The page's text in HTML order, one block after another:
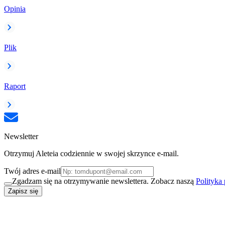
Opinia
Plik
Raport
Newsletter
Otrzymuj Aleteia codziennie w swojej skrzynce e-mail.
Twój adres e-mail
Zgadzam się na otrzymywanie newslettera. Zobacz naszą Polityka
Zapisz się